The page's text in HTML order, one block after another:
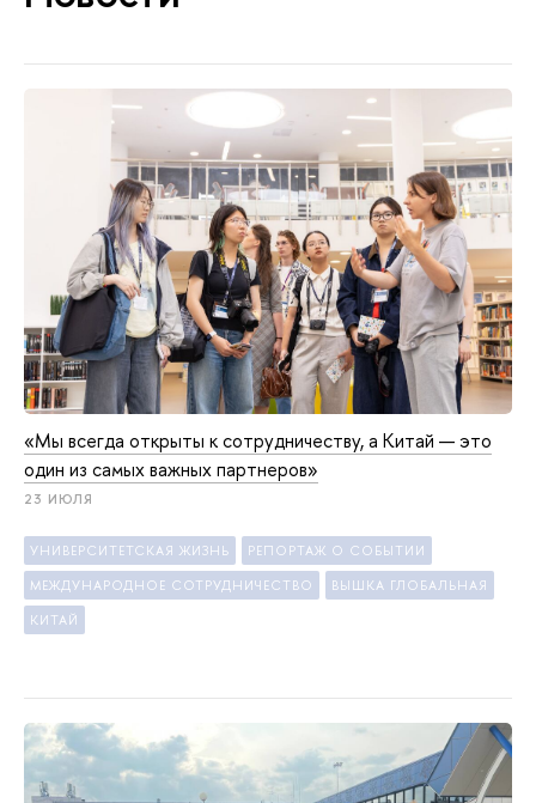
«Мы всегда открыты к сотрудничеству, а Китай — это
один из самых важных партнеров»
23 ИЮЛЯ
УНИВЕРСИТЕТСКАЯ ЖИЗНЬ РЕПОРТАЖ О СОБЫТИИ
МЕЖДУНАРОДНОЕ СОТРУДНИЧЕСТВО ВЫШКА ГЛОБАЛЬНАЯ
КИТАЙ